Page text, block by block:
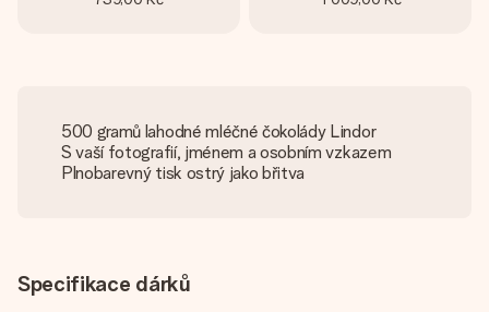
500 gramů lahodné mléčné čokolády Lindor
S vaší fotografií, jménem a osobním vzkazem
Plnobarevný tisk ostrý jako břitva
Specifikace dárků